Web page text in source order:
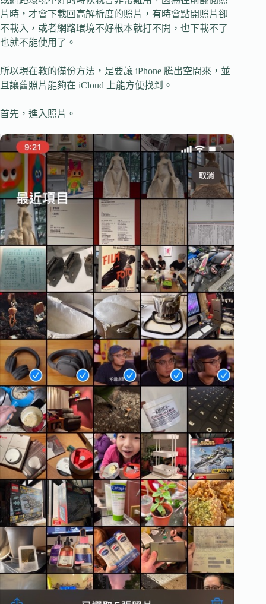
片時，才會下載回高解析度的照片，有時會點開照片卻
不載入，或者網路環境不好根本就打不開，也下載不了
也就不能使用了。
所以現在教的備份方法，是要讓 iPhone 騰出空間來，並
且讓舊照片能夠在 iCloud 上能方便找到。
首先，進入照片。